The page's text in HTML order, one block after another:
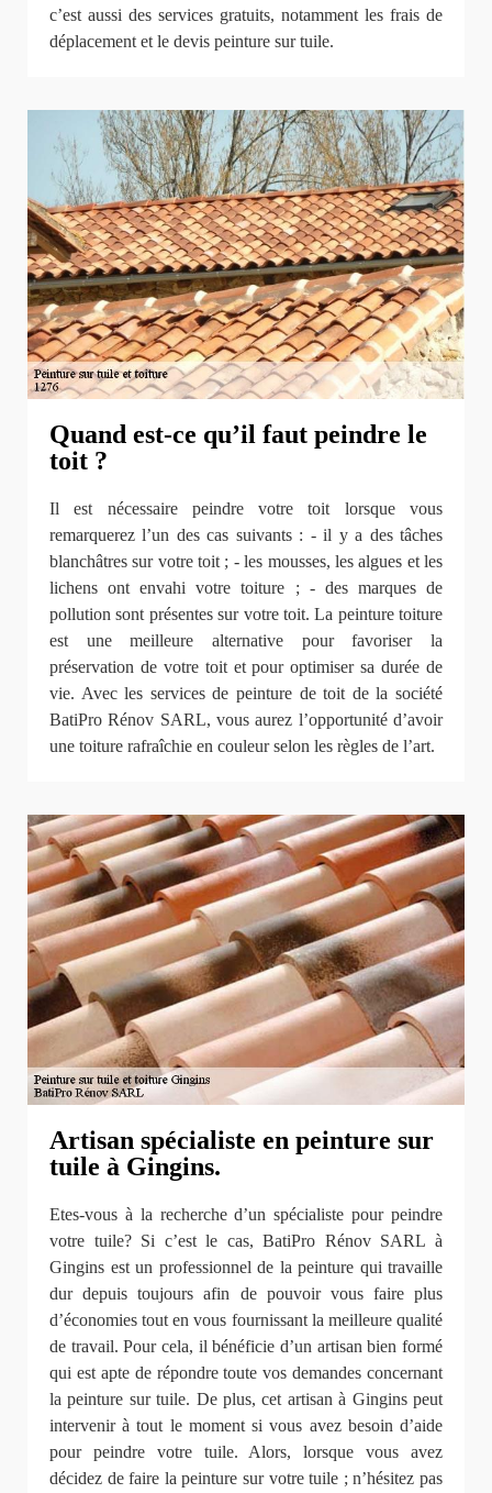
c’est aussi des services gratuits, notamment les frais de
déplacement et le devis peinture sur tuile.
Quand est-ce qu’il faut peindre le
toit ?
Il est nécessaire peindre votre toit lorsque vous
remarquerez l’un des cas suivants : - il y a des tâches
blanchâtres sur votre toit ; - les mousses, les algues et les
lichens ont envahi votre toiture ; - des marques de
pollution sont présentes sur votre toit. La peinture toiture
est une meilleure alternative pour favoriser la
préservation de votre toit et pour optimiser sa durée de
vie. Avec les services de peinture de toit de la société
BatiPro Rénov SARL, vous aurez l’opportunité d’avoir
une toiture rafraîchie en couleur selon les règles de l’art.
Artisan spécialiste en peinture sur
tuile à Gingins.
Etes-vous à la recherche d’un spécialiste pour peindre
votre tuile? Si c’est le cas, BatiPro Rénov SARL à
Gingins est un professionnel de la peinture qui travaille
dur depuis toujours afin de pouvoir vous faire plus
d’économies tout en vous fournissant la meilleure qualité
de travail. Pour cela, il bénéficie d’un artisan bien formé
qui est apte de répondre toute vos demandes concernant
la peinture sur tuile. De plus, cet artisan à Gingins peut
intervenir à tout le moment si vous avez besoin d’aide
pour peindre votre tuile. Alors, lorsque vous avez
décidez de faire la peinture sur votre tuile ; n’hésitez pas